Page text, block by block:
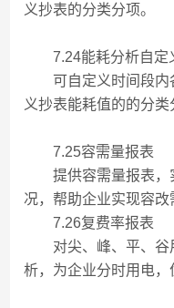
义抄表的分类分项。
7.24能耗分析自定
可自定义时间段内
义抄表能耗值的的分类
7.25容需量报表
提供容需量报表，
况，帮助企业实现容改
7.26复费率报表
对尖、峰、平、谷
析，为企业分时用电，